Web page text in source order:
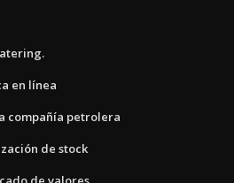
en línea
compañía petrolera
de stock